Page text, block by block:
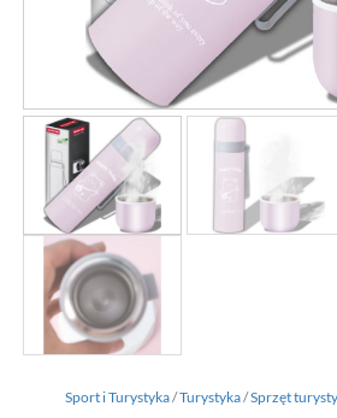
Sport i Turystyka/Turystyka/Sprzęt